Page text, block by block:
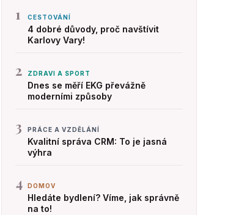
1 CESTOVÁNÍ
4 dobré důvody, proč navštívit
Karlovy Vary!
2 ZDRAVI A SPORT
Dnes se měří EKG převážně
moderními způsoby
3 PRÁCE A VZDĚLÁNÍ
Kvalitní správa CRM: To je jasná
výhra
4 DOMOV
Hledáte bydlení? Víme, jak správně
na to!